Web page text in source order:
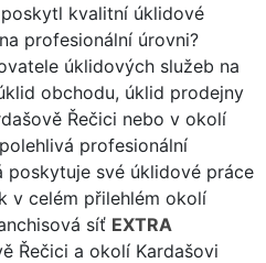
kvalitní úklidové
profesionální úrovni?
úklidových služeb na
obchodu, úklid prodejny
Řečici nebo v okolí
profesionální
poskytuje své úklidové práce
v celém přilehlém okolí
síť EXTRA
Řečici a okolí Kardašovi